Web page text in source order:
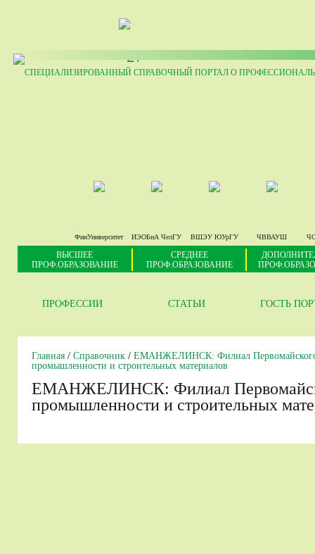
27
СПЕЦИАЛИЗИРОВАННЫЙ СПРАВОЧНЫЙ ПОРТАЛ О
ФинУниверситет ИЭОБиА ЧелГУ ВШЭУ ЮУрГУ ЧВВАУШ
ВЫСШЕЕ
ПРОФ.ОБРАЗОВАНИЕ
СРЕДНЕЕ
ПРОФ.ОБРАЗОВАНИЕ
ПРОФЕССИИ СТАТЬИ ГОСТЬ
Главная / Справочник / ЕМАНЖЕЛИНСК: Филиал Первомайского
промышленности и строительных материалов
ЕМАНЖЕЛИНСК: Филиал
промышленности и строительных